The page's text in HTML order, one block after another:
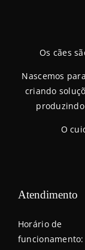
Os cães
Nascemos
criando
O
Atendimento
Horário de
funcionamento: